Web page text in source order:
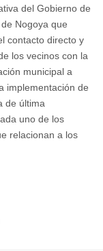
del Gobierno de
Nogoya que
contacto directo y
los vecinos con la
municipal a
implementación de
de última
uno de los
relacionan a los